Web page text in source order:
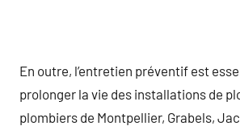
En outre, l’entretien préventif est
prolonger la vie des installations de
plombiers de Montpellier, Grabels,